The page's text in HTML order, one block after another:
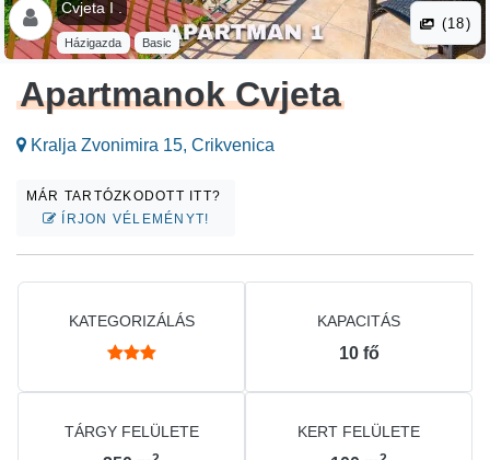
Cvjeta I .
Házigazda Basic
(18)
Apartmanok Cvjeta
Kralja Zvonimira 15, Crikvenica
MÁR TARTÓZKODOTT ITT?
ÍRJON VÉLEMÉNYT!
KATEGORIZÁLÁS KAPACITÁS
10 fő
TÁRGY FELÜLETE KERT FELÜLETE